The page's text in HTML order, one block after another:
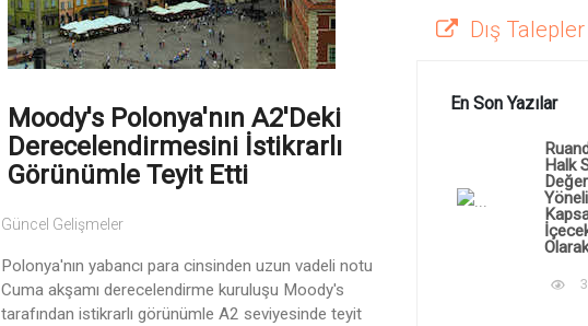
Moody's Polonya'nın A2'deki
Derecelendirmesini İstikrarlı
Görünümle Teyit Etti
Güncel Gelişmeler
Polonya'nın yabancı para cinsinden uzun vadeli notu
Cuma akşamı derecelendirme kuruluşu Moody's
tarafından istikrarlı görünümle A2 seviyesinde teyit
Dış
En Son Yazılar
Halk